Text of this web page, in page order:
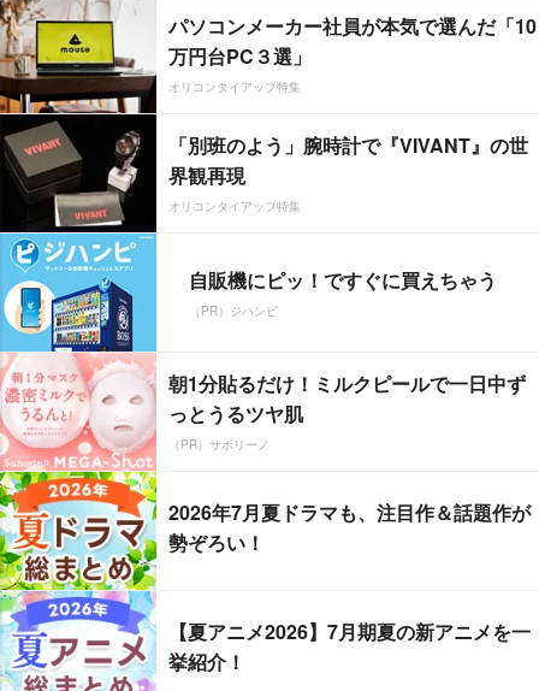
パソコンメーカー社員が本気で選んだ「10
万円台PC３選」
オリコンタイアップ特集
「別班のよう」腕時計で『VIVANT』の世
界観再現
オリコンタイアップ特集
自販機にピッ！ですぐに買えちゃう
（PR）ジハンピ
朝1分貼るだけ！ミルクピールで一日中ず
っとうるツヤ肌
（PR）サボリーノ
2026年7月夏ドラマも、注目作＆話題作が
勢ぞろい！
【夏アニメ2026】7月期夏の新アニメを一
挙紹介！